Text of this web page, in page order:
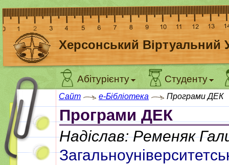
Херсонський Віртуальний
Абітурієнту Студенту
Сайт e-Бібліотека Програми ДЕК
Програми ДЕК
Надіслав: Ременяк